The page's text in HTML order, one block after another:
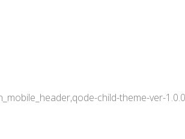
child-theme-ver-